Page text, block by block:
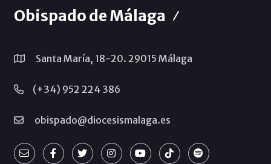
Obispado de Málaga
Santa María, 18-20. 29015 Málaga
(+34) 952 224 386
obispado@diocesismalaga.es